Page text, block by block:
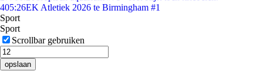
405:26EK Atletiek 2026 te Birmingham #1
Sport
Sport
Scrollbar gebruiken
opslaan